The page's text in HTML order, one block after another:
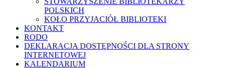
POLSKICH
KOŁO PRZYJACIÓŁ BIBLIOTEKI
KONTAKT
RODO
DEKLARACJA DOSTĘPNOŚCI DLA STRONY
INTERNETOWEJ
KALENDARIUM